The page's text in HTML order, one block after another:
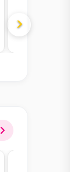
Giá từ:
›